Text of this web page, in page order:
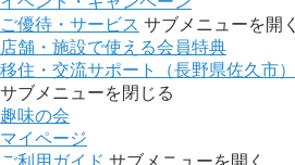
ご優待・サービス サブメニューを開く
店舗・施設で使える会員特典
移住・交流サポート（長野県佐久市）
サブメニューを閉じる
趣味の会
マイページ